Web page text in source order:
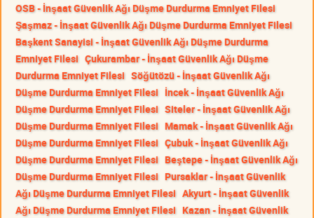
OSB - İnşaat Güvenlik Ağı Düşme Durdurma Emniyet Filesi
Şaşmaz - İnşaat Güvenlik Ağı Düşme Durdurma Emniyet Filesi
Başkent Sanayisi - İnşaat Güvenlik Ağı Düşme Durdurma
Emniyet Filesi Çukurambar - İnşaat Güvenlik Ağı Düşme
Durdurma Emniyet Filesi Söğütözü - İnşaat Güvenlik Ağı
Düşme Durdurma Emniyet Filesi İncek - İnşaat Güvenlik Ağı
Düşme Durdurma Emniyet Filesi Siteler - İnşaat Güvenlik Ağı
Düşme Durdurma Emniyet Filesi Mamak - İnşaat Güvenlik Ağı
Düşme Durdurma Emniyet Filesi Çubuk - İnşaat Güvenlik Ağı
Düşme Durdurma Emniyet Filesi Beştepe - İnşaat Güvenlik Ağı
Düşme Durdurma Emniyet Filesi Pursaklar - İnşaat Güvenlik
Ağı Düşme Durdurma Emniyet Filesi Akyurt - İnşaat Güvenlik
Ağı Düşme Durdurma Emniyet Filesi Kazan - İnşaat Güvenlik